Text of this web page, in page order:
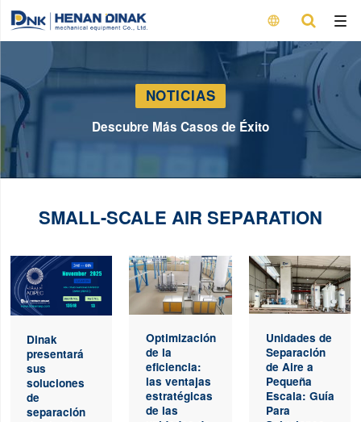

NOTICIAS
Descubre Más Casos de Éxito
SMALL-SCALE AIR SEPARATION
Dinak
presentará
sus
soluciones
de
separación
Optimización
de la
eficiencia:
las ventajas
estratégicas
de las
Unidades de
Separación
de Aire a
Pequeña
Escala: Guía
Para